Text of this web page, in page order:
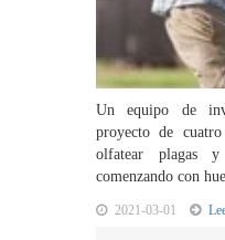
Un equipo de
proyecto de
olfatear plagas y
comenzando con
2021-03-01